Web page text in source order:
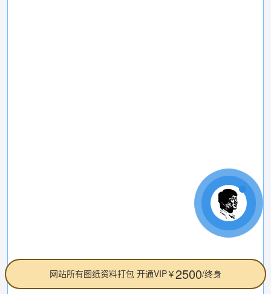
网站所有图纸资料打包 开通VIP￥2500/终身